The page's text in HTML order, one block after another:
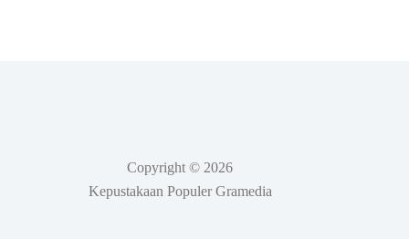
Copyright © 2026
Kepustakaan Populer Gramedia